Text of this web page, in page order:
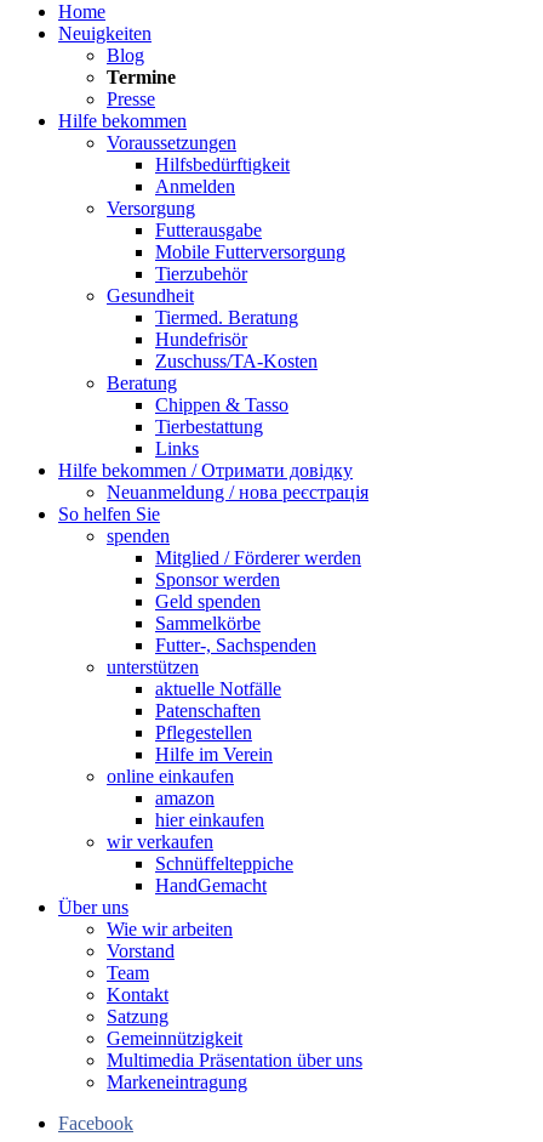
Home
Neuigkeiten
Blog
Termine
Presse
Hilfe bekommen
Voraussetzungen
Hilfsbedürftigkeit
Anmelden
Versorgung
Futterausgabe
Mobile Futterversorgung
Tierzubehör
Gesundheit
Tiermed. Beratung
Hundefrisör
Zuschuss/TA-Kosten
Beratung
Chippen & Tasso
Tierbestattung
Links
Hilfe bekommen / Отримати довідку
Neuanmeldung / нова реєстрація
So helfen Sie
spenden
Mitglied / Förderer werden
Sponsor werden
Geld spenden
Sammelkörbe
Futter-, Sachspenden
unterstützen
aktuelle Notfälle
Patenschaften
Pflegestellen
Hilfe im Verein
online einkaufen
amazon
hier einkaufen
wir verkaufen
Schnüffelteppiche
HandGemacht
Über uns
Wie wir arbeiten
Vorstand
Team
Kontakt
Satzung
Gemeinnützigkeit
Multimedia Präsentation über uns
Markeneintragung
Facebook